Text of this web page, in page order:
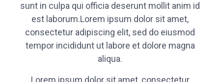
sunt in culpa qui officia deserunt mollit anim id
est laborum.Lorem ipsum dolor sit amet,
consectetur adipiscing elit, sed do eiusmod
tempor incididunt ut labore et dolore magna
aliqua.